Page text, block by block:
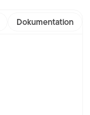
Dokumentation